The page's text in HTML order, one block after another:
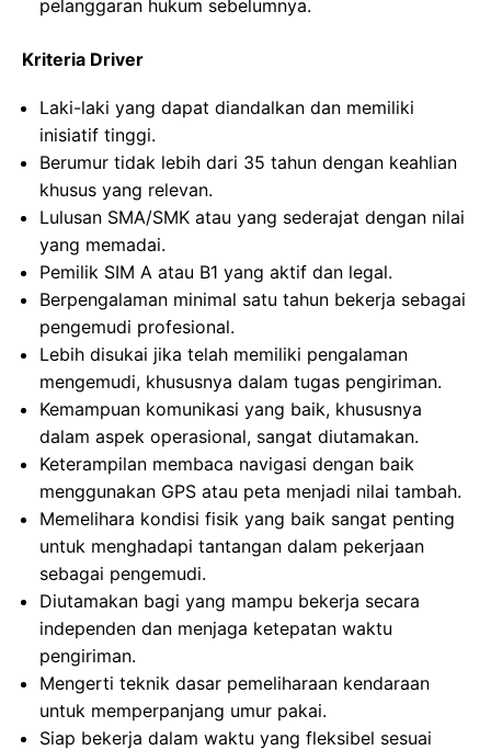
pelanggaran hukum sebelumnya.
Kriteria Driver
Laki-laki yang dapat diandalkan dan memiliki
inisiatif tinggi.
Berumur tidak lebih dari 35 tahun dengan keahlian
khusus yang relevan.
Lulusan SMA/SMK atau yang sederajat dengan nilai
yang memadai.
Pemilik SIM A atau B1 yang aktif dan legal.
Berpengalaman minimal satu tahun bekerja sebagai
pengemudi profesional.
Lebih disukai jika telah memiliki pengalaman
mengemudi, khususnya dalam tugas pengiriman.
Kemampuan komunikasi yang baik, khususnya
dalam aspek operasional, sangat diutamakan.
Keterampilan membaca navigasi dengan baik
menggunakan GPS atau peta menjadi nilai tambah.
Memelihara kondisi fisik yang baik sangat penting
untuk menghadapi tantangan dalam pekerjaan
sebagai pengemudi.
Diutamakan bagi yang mampu bekerja secara
independen dan menjaga ketepatan waktu
pengiriman.
Mengerti teknik dasar pemeliharaan kendaraan
untuk memperpanjang umur pakai.
Siap bekerja dalam waktu yang fleksibel sesuai